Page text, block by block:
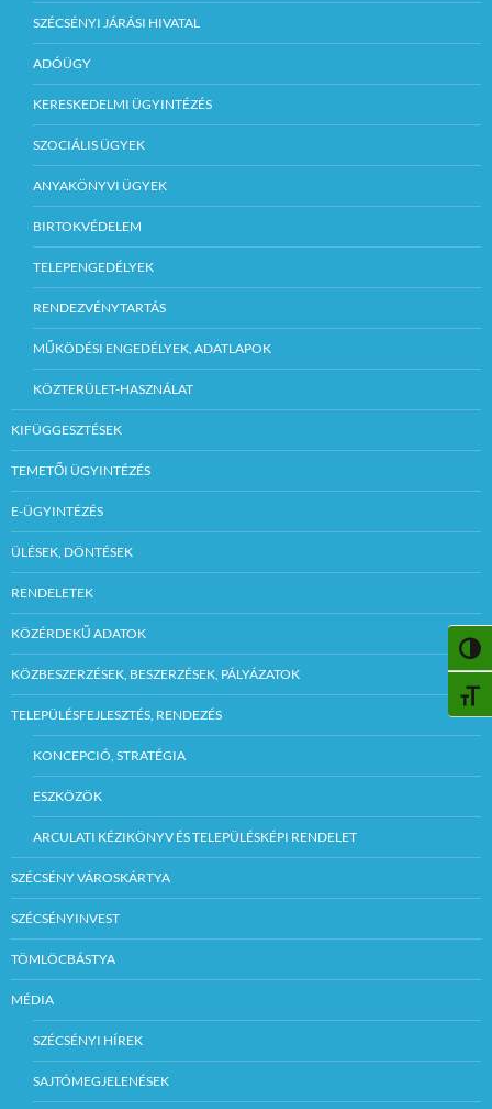
SZÉCSÉNYI JÁRÁSI HIVATAL
ADÓÜGY
KERESKEDELMI ÜGYINTÉZÉS
SZOCIÁLIS ÜGYEK
ANYAKÖNYVI ÜGYEK
BIRTOKVÉDELEM
TELEPENGEDÉLYEK
RENDEZVÉNYTARTÁS
MŰKÖDÉSI ENGEDÉLYEK, ADATLAPOK
KÖZTERÜLET-HASZNÁLAT
KIFÜGGESZTÉSEK
TEMETŐI ÜGYINTÉZÉS
E-ÜGYINTÉZÉS
ÜLÉSEK, DÖNTÉSEK
RENDELETEK
KÖZÉRDEKŰ ADATOK
KÖZBESZERZÉSEK, BESZERZÉSEK, PÁLYÁZATOK
TELEPÜLÉSFEJLESZTÉS, RENDEZÉS
KONCEPCIÓ, STRATÉGIA
ESZKÖZÖK
ARCULATI KÉZIKÖNYV ÉS TELEPÜLÉSKÉPI RENDELET
SZÉCSÉNY VÁROSKÁRTYA
SZÉCSÉNYINVEST
TÖMLÖCBÁSTYA
MÉDIA
SZÉCSÉNYI HÍREK
SAJTÓMEGJELENÉSEK